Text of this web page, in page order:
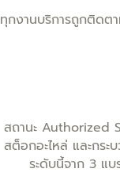
ทุกงานบริการถูกติดต
สถานะ Authorized
สต็อกอะไหล่ และกระ
ระดับนี้จาก 3 แ